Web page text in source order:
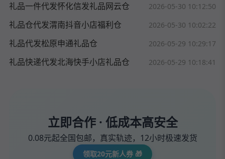
礼品一件代发怀化信发礼品网云仓 2026-05-30 10:12:50
礼品仓代发渭南抖音小店福利仓 2026-05-30 10:02:22
礼品代发松原申通礼品仓 2026-05-29 10:29:17
礼品快递代发北海快手小店礼品仓 2026-05-29 10:18:41
立即合作 · 低成本高安全
0.08元起全国包邮，真实轨迹，12小时极速发货
领取20元新人券 🎁